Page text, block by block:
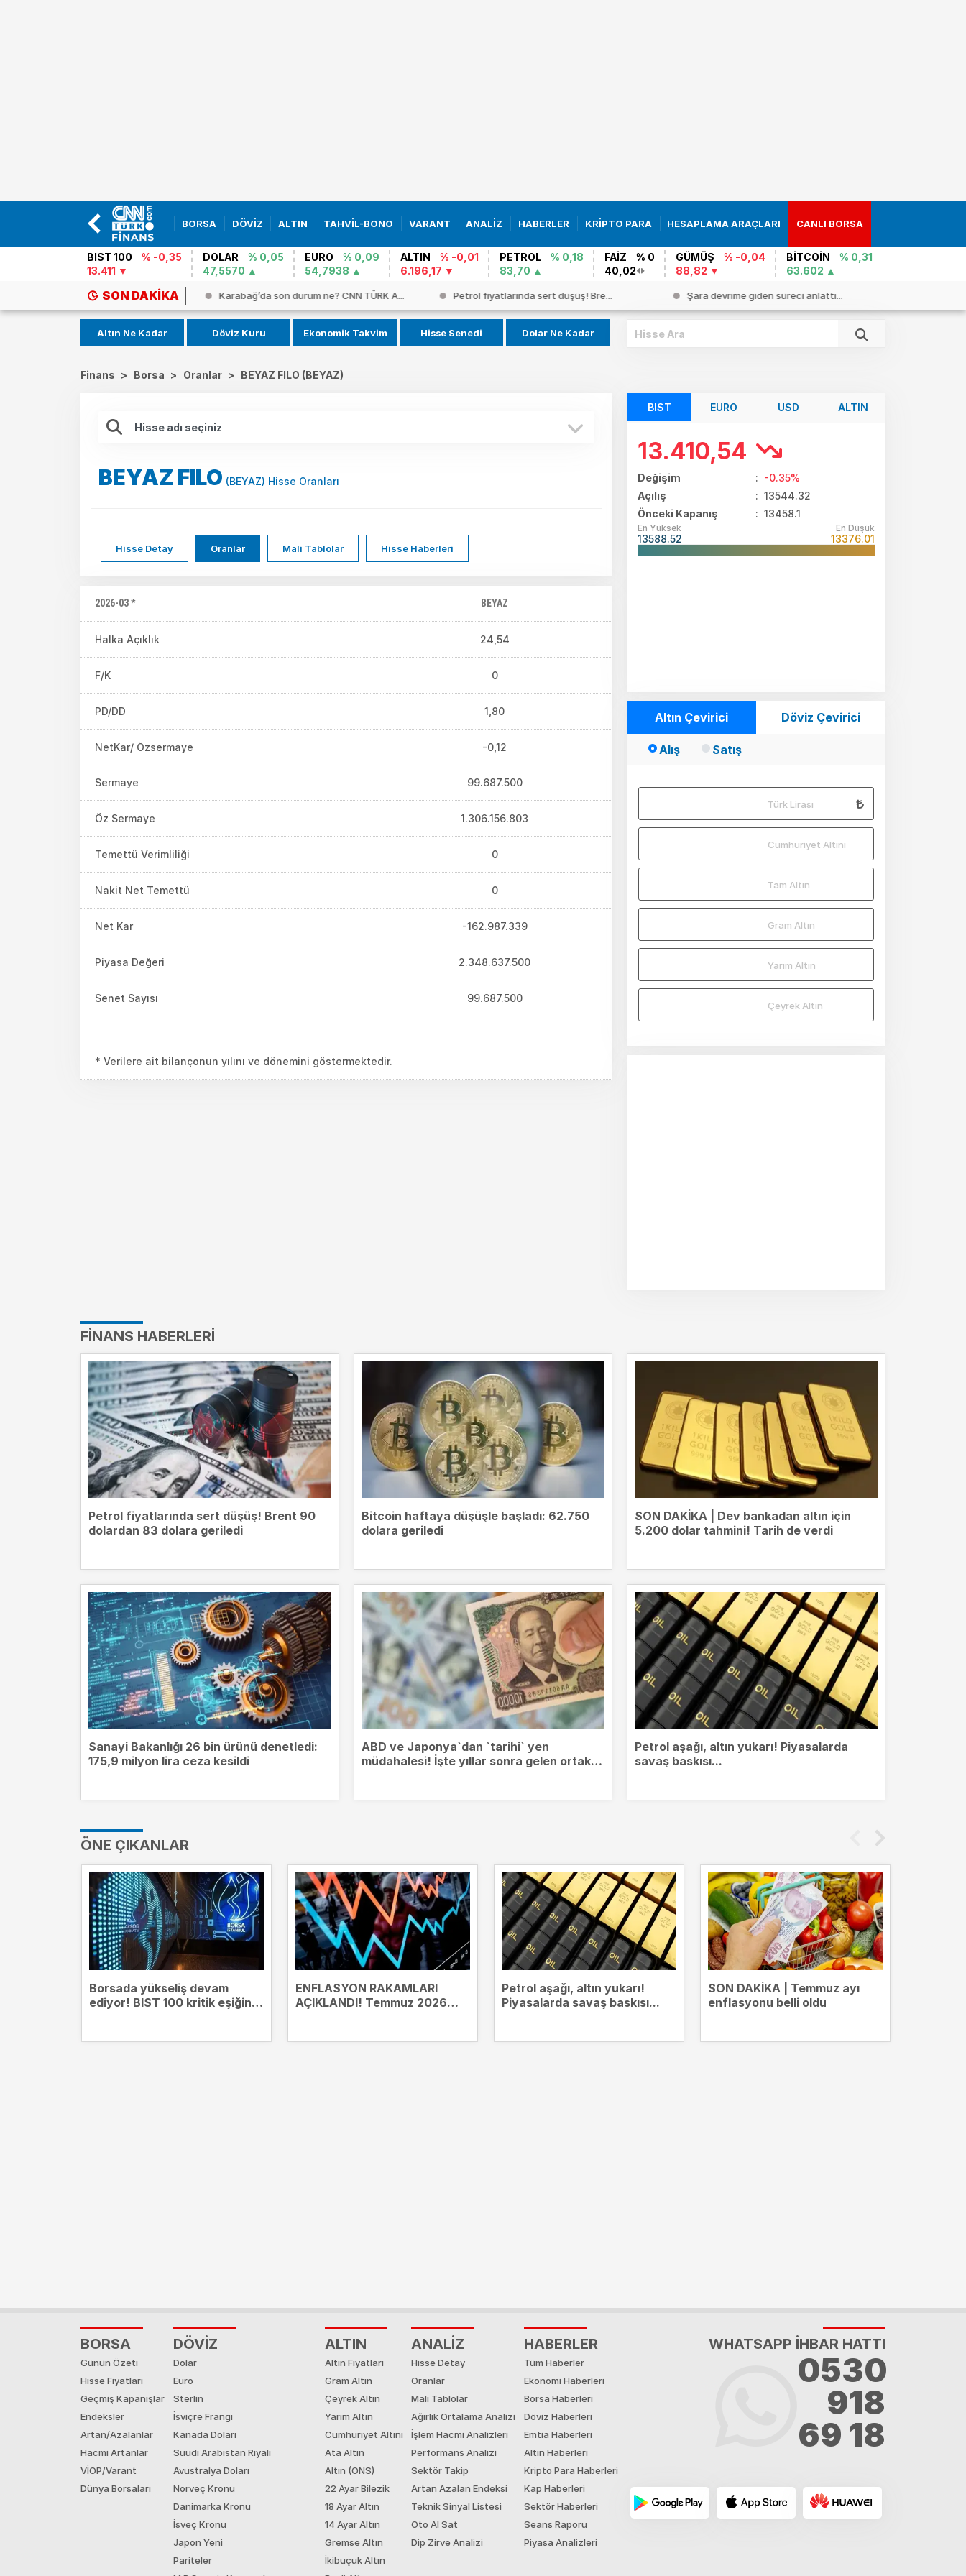
BORSA DÖVİZ ALTIN TAHVİL-BONO VARANT ANALİZ HABERLER KRİPTO PARA HESAPLAMA ARAÇLARI CANLI BORSA
BIST 100
% -0,35
13.411
DOLAR
% 0,05
47,5570
EURO
% 0,09
54,7938
ALTIN
% -0,01
6.196,17
PETROL
% 0,18
83,70
FAİZ
% 0
40,02
GÜMÜŞ
% -0,04
88,82
BİTCOİN
% 0,31
63.602
SON DAKIKA
DAKİKA HABERİ: Borsa günü düşüş... Karabağ’da son durum ne? CNN TÜRK A... Petrol fiyatlarında sert düşüş! Bre... Şara devrime giden süreci anlattı...
Altın Ne Kadar Döviz Kuru Ekonomik Takvim Hisse Senedi Dolar Ne Kadar
Finans > Borsa > Oranlar > BEYAZ FILO (BEYAZ)
BEYAZ FILO (BEYAZ) Hisse Oranları
Hisse Detay Oranlar Mali Tablolar Hisse Haberleri
2026-03 * BEYAZ
Halka Açıklık 24,54
F/K 0
PD/DD 1,80
NetKar/ Özsermaye -0,12
Sermaye 99.687.500
Öz Sermaye 1.306.156.803
Temettü Verimliliği 0
Nakit Net Temettü 0
Net Kar -162.987.339
Piyasa Değeri 2.348.637.500
Senet Sayısı 99.687.500
* Verilere ait bilançonun yılını ve dönemini göstermektedir.
BIST EURO USD ALTIN
13.410,54
Değişim : -0.35%
Açılış
: 13544.32
Önceki Kapanış
: 13458.1
En Yüksek
13588.52
En Düşük
13376.01
Altın Çevirici Döviz Çevirici
Alış Satış
Türk Lirası
Cumhuriyet Altını
Tam Altın
Gram Altın
Yarım Altın
Çeyrek Altın
FINANS HABERLERI
Petrol fiyatlarında sert düşüş! Brent 90
dolardan 83 dolara geriledi
Bitcoin haftaya düşüşle başladı: 62.750
dolara geriledi
SON DAKİKA | Dev bankadan altın için
5.200 dolar tahmini! Tarih de verdi
Sanayi Bakanlığı 26 bin ürünü denetledi:
175,9 milyon lira ceza kesildi
ABD ve Japonya`dan `tarihi` yen
müdahalesi! İşte yıllar sonra gelen ortak
Petrol aşağı, altın yukarı! Piyasalarda
savaş baskısı...
ÖNE ÇIKANLAR
Borsada yükseliş devam
ediyor! BIST 100 kritik eşiğin
ENFLASYON RAKAMLARI
AÇIKLANDI! Temmuz 2026
enflasyon rakamları ne oldu?
Petrol aşağı, altın yukarı!
Piyasalarda savaş baskısı...
SON DAKİKA | Temmuz ayı
enflasyonu belli oldu
BORSA
Günün Özeti
Hisse Fiyatları
Geçmiş Kapanışlar
Endeksler
Artan/Azalanlar
Hacmi Artanlar
VİOP/Varant
Dünya Borsaları
DÖVİZ
Dolar
Euro
Sterlin
İsviçre Frangı
Kanada Doları
Suudi Arabistan Riyali
Avustralya Doları
Norveç Kronu
Danimarka Kronu
İsveç Kronu
Japon Yeni
Pariteler
ALTIN
Altın Fiyatları
Gram Altın
Çeyrek Altın
Yarım Altın
Cumhuriyet Altını
Ata Altın
Altın (ONS)
22 Ayar Bilezik
18 Ayar Altın
14 Ayar Altın
Gremse Altın
İkibuçuk Altın
ANALİZ
Hisse Detay
Oranlar
Mali Tablolar
Ağırlık Ortalama Analizi
İşlem Hacmi Analizleri
Performans Analizi
Sektör Takip
Artan Azalan Endeksi
Teknik Sinyal Listesi
Oto Al Sat
Dip Zirve Analizi
HABERLER
Tüm Haberler
Ekonomi Haberleri
Borsa Haberleri
Döviz Haberleri
Emtia Haberleri
Altın Haberleri
Kripto Para Haberleri
Kap Haberleri
Sektör Haberleri
Seans Raporu
Piyasa Analizleri
WHATSAPP İHBAR HATTI
0530
918
69 18